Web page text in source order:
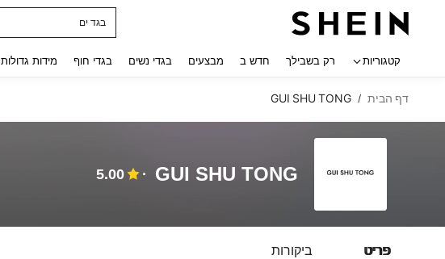
בגד ים
קטגוריות רק בשבילך חדש ב מבצעים בגדי נשים בגדי חוף מידות גדולות
דף הבית /
GUI SHU TONG
GUI SHU TONG
5.00
פריט ביקורות